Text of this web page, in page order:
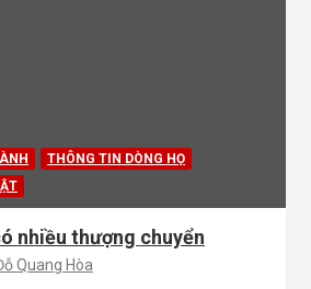
THÔNG TIN DÒNG HỌ
nhiều thượng chuyển
Quang Hòa